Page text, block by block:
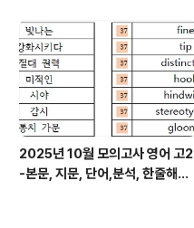
2025년 10월 모의고사 영어 고2
-본문, 지문, 단어,분석, 한줄해석,